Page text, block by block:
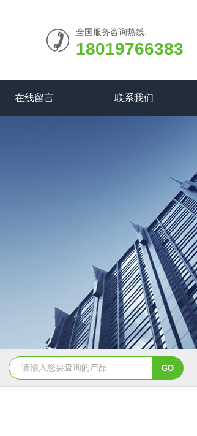
全国服务咨询热线:
18019766383
在线留言 联系我们
YSCYS-010臭氧老化试验设备